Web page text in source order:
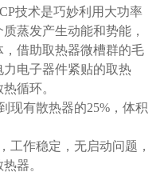
技术是巧妙利用大功率
蒸发产生动能和势能，
借助取热器微槽群的毛
电子器件紧贴的取热
循环。
有散热器的25%，体积
作稳定，无启动问题，
器。